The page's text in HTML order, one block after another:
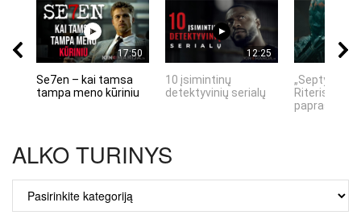
17:50
Se7en – kai tamsa
tampa meno kūriniu
12:25
10 įsimintinų
detektyvinių serialų
„Septynių
Riteris" – kai
ALKO TURINYS
ALKO
TURINYS